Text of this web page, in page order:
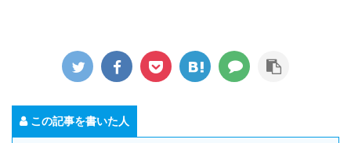
この記事を書いた人